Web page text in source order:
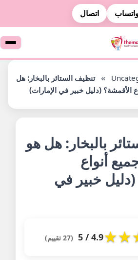
اتصال
» تنظيف الستائر بالبخار: هل
الأقمشة؟ (دليل خبير في الإمارات)
بالبخار: هل هو
أنواع
خبير في
★
★
4.9 / 5 (27 تقييم)